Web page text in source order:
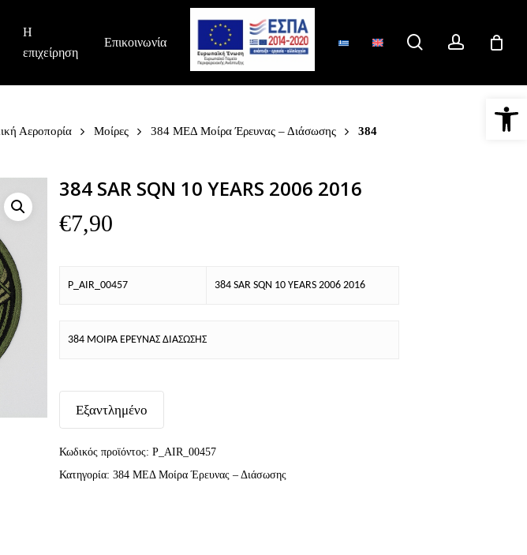
Η
επιχείρηση
Επικοινωνία searchaccount
Αεροπορία Μοίρες 384 ΜΕΔ Μοίρα Έρευνας – Διάσωσης
384
384 SAR SQN 10 YEARS 2006 2016
€7,90
P_AIR_00457 384 SAR SQN 10 YEARS 2006 2016
384 ΜΟΙΡΑ ΕΡΕΥΝΑΣ ΔΙΑΣΩΣΗΣ
Εξαντλημένο
Κωδικός προϊόντος: P_AIR_00457
Κατηγορία: 384 ΜΕΔ Μοίρα Έρευνας – Διάσωσης